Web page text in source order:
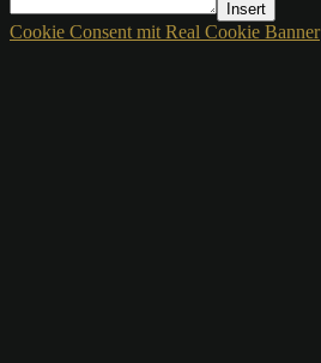
Insert
Cookie Consent mit Real Cookie Banner